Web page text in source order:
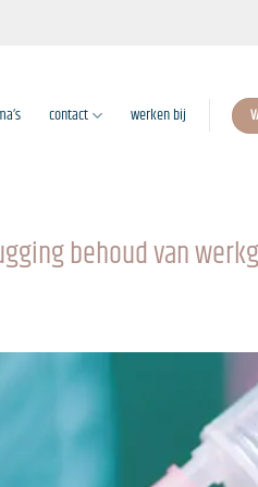
contact werken bij
behoud van